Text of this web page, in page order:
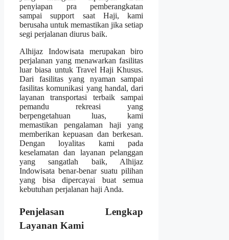
penyiapan pra pemberangkatan
sampai support saat Haji, kami
berusaha untuk memastikan jika setiap
segi perjalanan diurus baik.
Alhijaz Indowisata merupakan biro
perjalanan yang menawarkan fasilitas
luar biasa untuk Travel Haji Khusus.
Dari fasilitas yang nyaman sampai
fasilitas komunikasi yang handal, dari
layanan transportasi terbaik sampai
pemandu rekreasi yang
berpengetahuan luas, kami
memastikan pengalaman haji yang
memberikan kepuasan dan berkesan.
Dengan loyalitas kami pada
keselamatan dan layanan pelanggan
yang sangatlah baik, Alhijaz
Indowisata benar-benar suatu pilihan
yang bisa dipercayai buat semua
kebutuhan perjalanan haji Anda.
Penjelasan Lengkap
Layanan Kami